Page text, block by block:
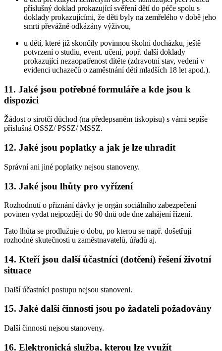
příslušný doklad prokazující svěření dětí do péče spolu s
doklady prokazujícími, že děti byly na zemřelého v době jeho
smrti převážně odkázány výživou,
u dětí, které již skončily povinnou školní docházku, ještě
potvrzení o studiu, event. učení, popř. další doklady
prokazující nezaopatřenost dítěte (zdravotní stav, vedení v
evidenci uchazečů o zaměstnání dětí mladších 18 let apod.).
11. Jaké jsou potřebné formuláře a kde jsou k
dispozici
Žádost o sirotčí důchod (na předepsaném tiskopisu) s vámi sepíše
příslušná OSSZ/ PSSZ/ MSSZ.
12. Jaké jsou poplatky a jak je lze uhradit
Správní ani jiné poplatky nejsou stanoveny.
13. Jaké jsou lhůty pro vyřízení
Rozhodnutí o přiznání dávky je orgán sociálního zabezpečení
povinen vydat nejpozději do 90 dnů ode dne zahájení řízení.
Tato lhůta se prodlužuje o dobu, po kterou se např. došetřují
rozhodné skutečnosti u zaměstnavatelů, úřadů aj.
14. Kteří jsou další účastníci (dotčení) řešení životní
situace
Další účastníci postupu nejsou stanoveni.
15. Jaké další činnosti jsou po žadateli požadovány
Další činnosti nejsou stanoveny.
16. Elektronická služba, kterou lze využít